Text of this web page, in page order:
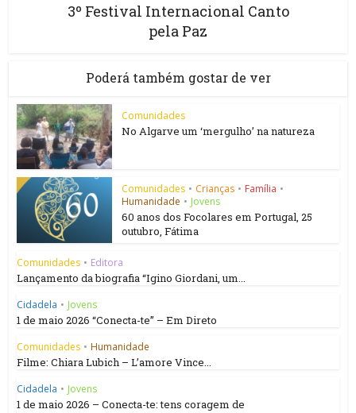
3º Festival Internacional Canto
pela Paz
Poderá também gostar de ver
Comunidades
No Algarve um ‘mergulho’ na natureza
Comunidades • Crianças • Família •
Humanidade • Jovens
60 anos dos Focolares em Portugal, 25
outubro, Fátima
Comunidades • Editora
Lançamento da biografia “Igino Giordani, um...
Cidadela • Jovens
1 de maio 2026 “Conecta-te” – Em Direto
Comunidades • Humanidade
Filme: Chiara Lubich – L’amore Vince...
Cidadela • Jovens
1 de maio 2026 – Conecta-te: tens coragem de